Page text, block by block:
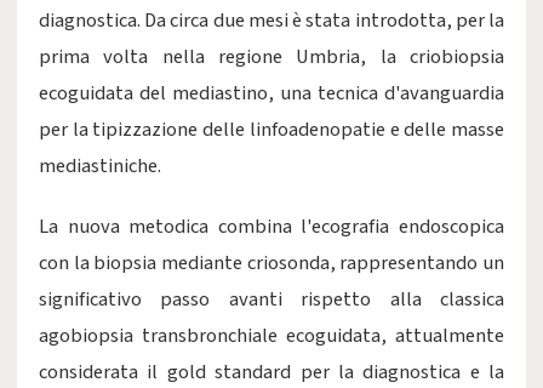
diagnostica. Da circa due mesi è stata introdotta, per la
prima volta nella regione Umbria, la criobiopsia
ecoguidata del mediastino, una tecnica d'avanguardia
per la tipizzazione delle linfoadenopatie e delle masse
mediastiniche.
La nuova metodica combina l'ecografia endoscopica
con la biopsia mediante criosonda, rappresentando un
significativo passo avanti rispetto alla classica
agobiopsia transbronchiale ecoguidata, attualmente
considerata il gold standard per la diagnostica e la